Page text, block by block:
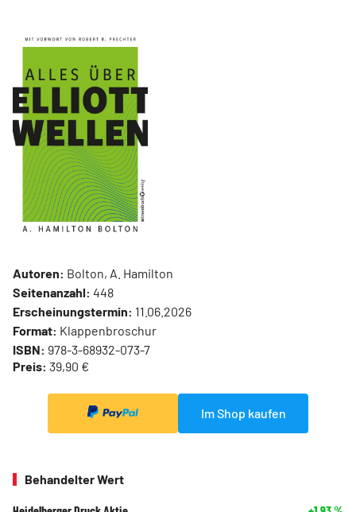
Autoren: Bolton, A. Hamilton
Seitenanzahl: 448
Erscheinungstermin: 11.06.2026
Format: Klappenbroschur
ISBN: 978-3-68932-073-7
Preis: 39,90 €
Im Shop kaufen
Behandelter Wert